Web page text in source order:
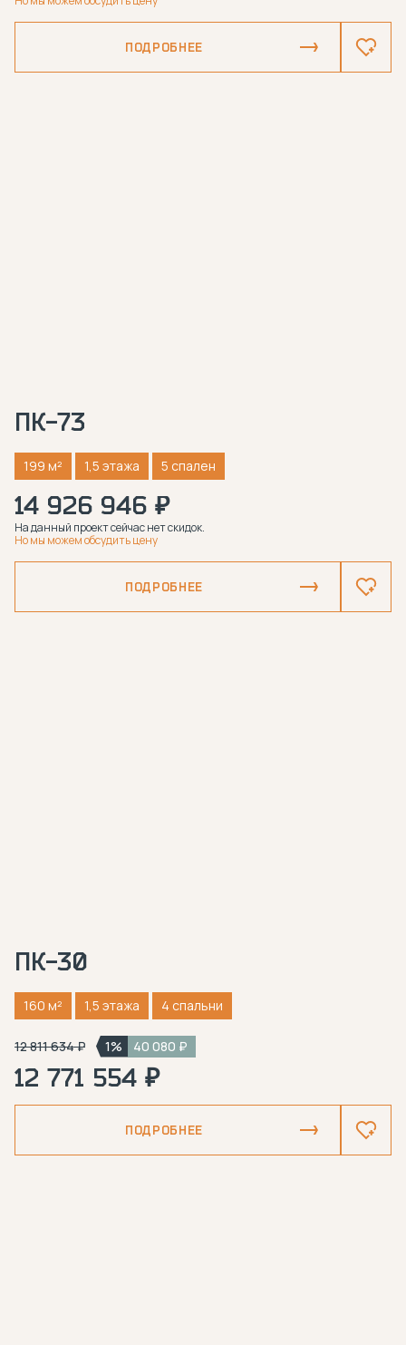
ПОДРОБНЕЕ
ПК-73
199 м² 1,5 этажа 5 спален
14 926 946 ₽
На данный проект сейчас нет скидок.
Но мы можем обсудить цену
ПОДРОБНЕЕ
ПК-30
160 м² 1,5 этажа 4 спальни
12 811 634 ₽ 1% 40 080 ₽
12 771 554 ₽
ПОДРОБНЕЕ